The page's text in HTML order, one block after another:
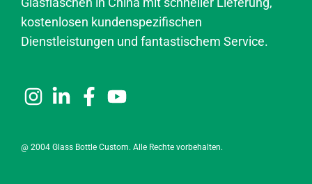
kostenlosen kundenspezifischen
Dienstleistungen und fantastischem Service.
@ 2004 Glass Bottle Custom. Alle Rechte vorbehalten.